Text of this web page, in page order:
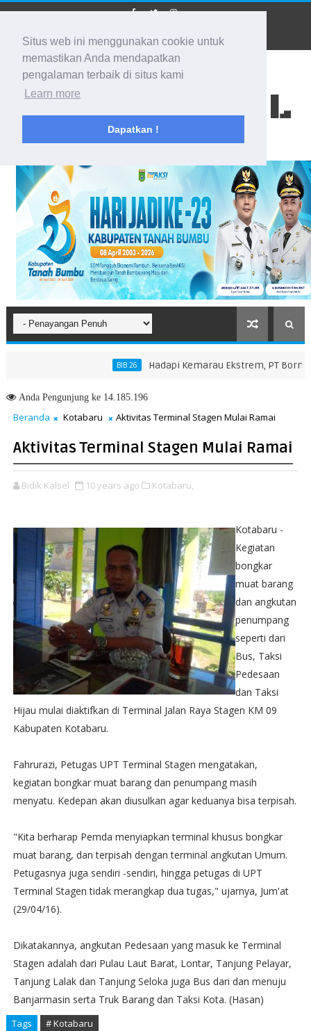
Situs web ini menggunakan cookie untuk
memastikan Anda mendapatkan
pengalaman terbaik di situs kami
Learn more
Dapatkan !
BIDIK KALSEL
Membidik Ke Segala Arah
​Hadapi Kemarau Ekstrem, PT Borneo
Hadapi Karhutla dan Bencana Hidrometeorologi
AndaPengunjung ke 14.185.196
Beranda Kotabaru Aktivitas Terminal Stagen Mulai Ramai
Aktivitas Terminal Stagen Mulai Ramai
Bidik Kalsel 10 years ago Kotabaru,
Kotabaru -
Kegiatan
bongkar
muat barang
dan angkutan
penumpang
seperti dari
Bus, Taksi
Pedesaan
dan Taksi
Hijau mulai diaktifkan di Terminal Jalan Raya Stagen KM 09
Kabupaten Kotabaru.‎
Fahrurazi, Petugas UPT Terminal Stagen mengatakan,
kegiatan bongkar muat barang dan penumpang masih
menyatu. Kedepan akan diusulkan agar keduanya bisa terpisah.
"Kita berharap Pemda menyiapkan terminal khusus bongkar
muat barang, dan terpisah dengan terminal angkutan Umum.
Petugasnya juga sendiri -sendiri, hingga petugas di UPT
Terminal Stagen tidak merangkap dua tugas," ujarnya, Jum'at
(29/04/16).
Dikatakannya, angkutan Pedesaan yang masuk ke Terminal
Stagen adalah dari Pulau Laut Barat, Lontar, Tanjung Pelayar,
Tanjung Lalak dan Tanjung Seloka juga Bus dari dan menuju
Banjarmasin serta Truk Barang dan Taksi Kota. (Hasan)
Tags # Kotabaru